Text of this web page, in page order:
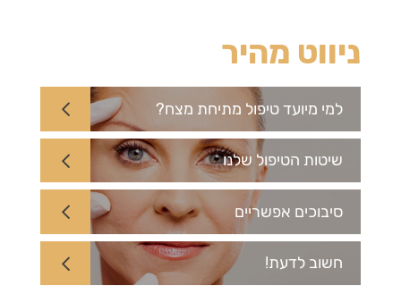
ניווט מהיר
למי מיועד טיפול מתיחת מצח?
שיטות הטיפול שלנו
סיבוכים אפשריים
חשוב לדעת!